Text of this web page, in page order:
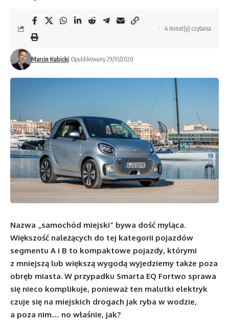
Marcin Kubicki Opublikowany 29/10/2020
4 minut(y) czytania
Nazwa „samochód miejski” bywa dość myląca.
Większość należących do tej kategorii pojazdów
segmentu A i B to kompaktowe pojazdy, którymi
z mniejszą lub większą wygodą wyjedziemy także poza
obręb miasta. W przypadku Smarta EQ Fortwo sprawa
się nieco komplikuje, ponieważ ten malutki elektryk
czuje się na miejskich drogach jak ryba w wodzie,
a poza nim… no właśnie, jak?